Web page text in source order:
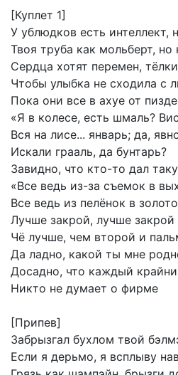
[Куплет 1]
У ублюдков есть интеллект,
Твоя труба как мольберт, но
Сердца хотят перемен, тёлки
Чтобы улыбка не сходила с
Пока они все в ахуе от
«Я в колесе, есть шмаль?
Вся на лисе... январь; да,
Искали грааль, да бунтарь?
Завидно, что кто-то дал
«Все ведь из-за съемок в
Все ведь из пелёнок в
Лучше закрой, лучше закрой
Чё лучше, чем второй и
Да ладно, какой ты мне
Досадно, что каждый
Никто не думает о фирме
[Припев]
Забрызгал бухлом твой
Если я дерьмо, я всплыву